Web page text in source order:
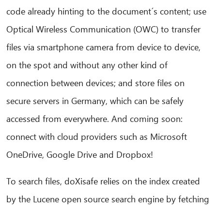
code already hinting to the document´s content; use
Optical Wireless Communication (OWC) to transfer
files via smartphone camera from device to device,
on the spot and without any other kind of
connection between devices; and store files on
secure servers in Germany, which can be safely
accessed from everywhere. And coming soon:
connect with cloud providers such as Microsoft
OneDrive, Google Drive and Dropbox!
To search files, doXisafe relies on the index created
by the Lucene open source search engine by fetching